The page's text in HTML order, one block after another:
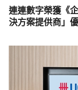
連連數字榮獲《
決方案提供商」